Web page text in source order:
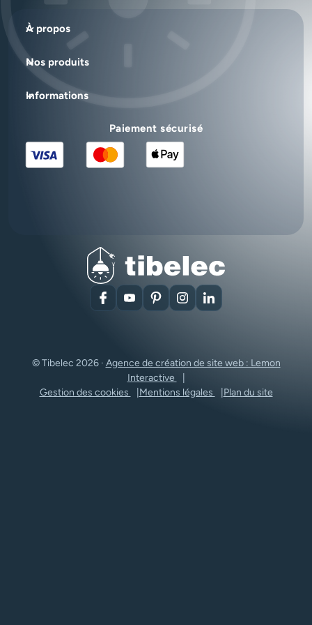
À propos
Nos produits
Informations
Paiement sécurisé
FacebookYouTubePinterestInstagramLinkedIn
© Tibelec 2026 · Agence de création de site web : Lemon
Interactive
Gestion des cookies
Mentions légales Plan du site